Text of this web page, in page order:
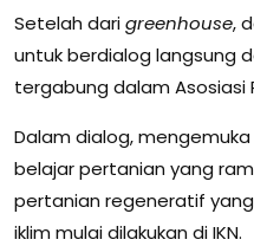
Setelah darigreenhouse,
untuk berdialog langsung
tergabung dalam Asosiasi
Dalam dialog,
belajar pertanian yang
pertanian regeneratif
iklim mulai dilakukan di IKN.